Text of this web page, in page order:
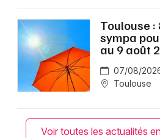
Toulouse
sympa
au 9 août
07/08/
Toulouse
Voir toutes les actualités